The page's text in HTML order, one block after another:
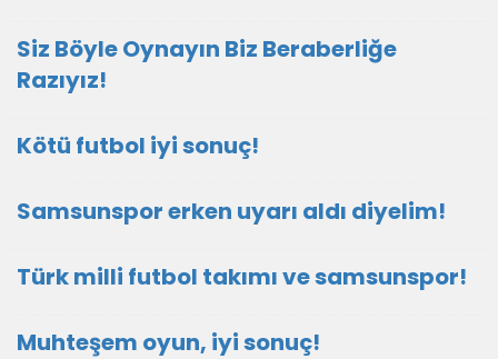
Siz Böyle Oynayın Biz Beraberliğe
Razıyız!
Kötü futbol iyi sonuç!
Samsunspor erken uyarı aldı diyelim!
Türk milli futbol takımı ve samsunspor!
Muhteşem oyun, iyi sonuç!